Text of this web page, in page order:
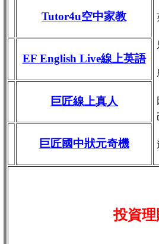
Tutor4u空中家教
EF English Live線上英語
巨匠線上真人
巨匠國中狀元奇機
投資理